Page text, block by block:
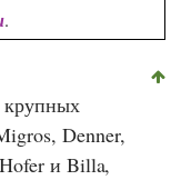
.
крупных
, Denner,
Hoferи Billa,